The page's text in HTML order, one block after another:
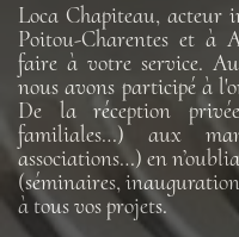
Loca Chapiteau, acteur
Poitou-Charentes et à
faire à votre service.
nous avons participé à
De la réception
familiales…) aux
associations…) en
(séminaires,
à tous vos projets.